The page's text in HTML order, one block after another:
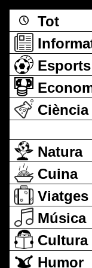
Tot
Esports
Ciència
Natura
Cuina
Viatges
Música
Cultura
Humor